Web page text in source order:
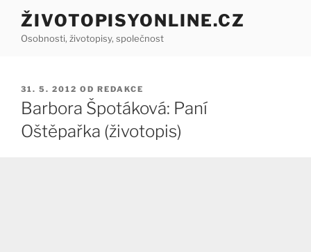
Přejít
obsahu
ŽIVOTOPISYONLINE.CZ
Osobnosti, životopisy, společnost
PUBLIKOVÁNO
31. 5. 2012 OD REDAKCE
Barbora Špotáková: Paní
Oštěpařka (životopis)